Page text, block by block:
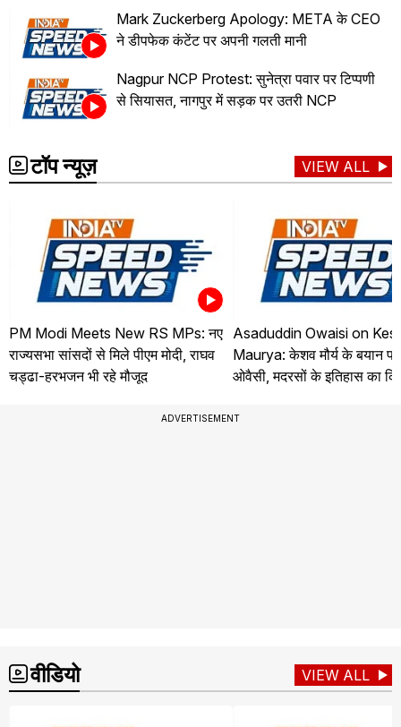
Mark Zuckerberg Apology: META के CEO
ने डीपफेक कंटेंट पर अपनी गलती मानी
Nagpur NCP Protest: सुनेत्रा पवार पर टिप्पणी
से सियासत, नागपुर में सड़क पर उतरी NCP
टॉप न्यूज़ VIEW ALL
PM Modi Meets New RS MPs: नए
राज्यसभा सांसदों से मिले पीएम मोदी, राघव
चड्ढा-हरभजन भी रहे मौजूद
Asaduddin Owaisi on
Maurya: केशव मौर्य के बयान
ओवैसी, मदरसों के इतिहास का
ADVERTISEMENT
वीडियो VIEW ALL